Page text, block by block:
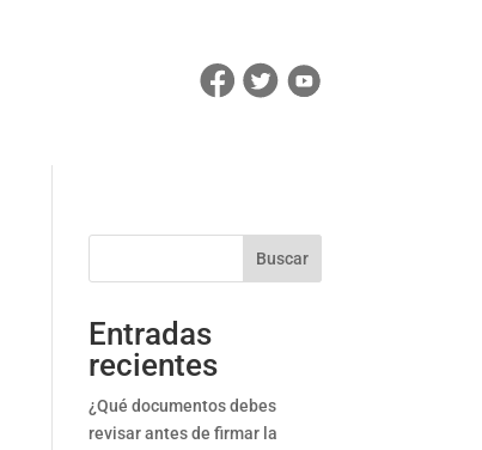
Buscar
Entradas
recientes
¿Qué documentos debes
revisar antes de firmar la